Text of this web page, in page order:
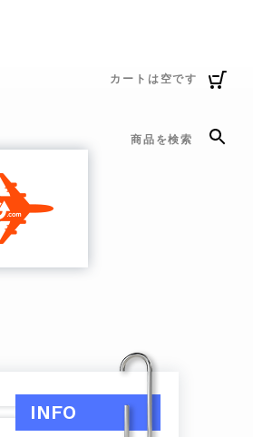
カートは空です
商品を検索
INFO